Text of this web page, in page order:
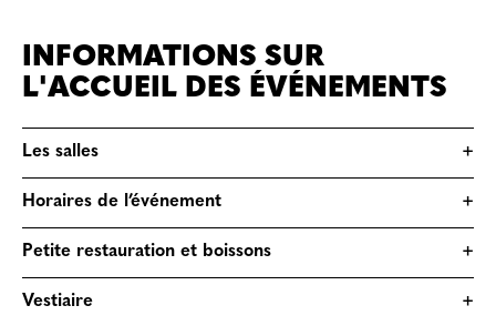
INFORMATIONS SUR
L'ACCUEIL DES ÉVÉNEMENTS
Les salles +
Horaires de l’événement +
Petite restauration et boissons +
Vestiaire +